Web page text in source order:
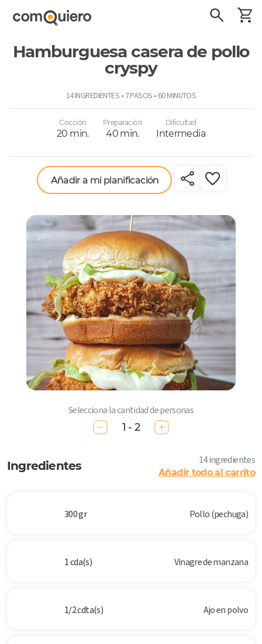
Hamburguesa casera de pollo
cryspy
14 INGREDIENTES • 7 PASOS • 60 MINUTOS
Cocción
20 min.
Preparación
40 min.
Dificultad
Intermedia
Añadir a mi planificación
Selecciona la cantidad de personas
1 - 2
Ingredientes 14 ingredientes
Añadir todo al carrito
300 gr Pollo (pechuga)
1 cda(s) Vinagre de manzana
1/2 cdta(s) Ajo en polvo